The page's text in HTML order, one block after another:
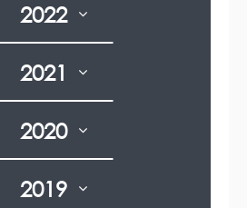
2022
2021
2020
2019